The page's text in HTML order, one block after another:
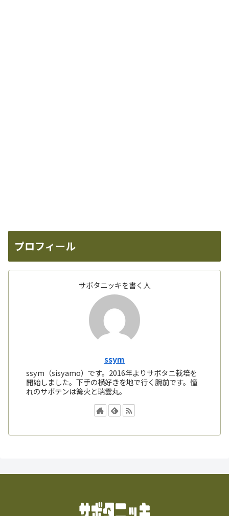
プロフィール
サボタニッキを書く人
ssym
ssym（sisyamo）です。2016年よりサボタニ栽培を
開始しました。下手の横好きを地で行く腕前です。憧
れのサボテンは篝火と瑞雲丸。